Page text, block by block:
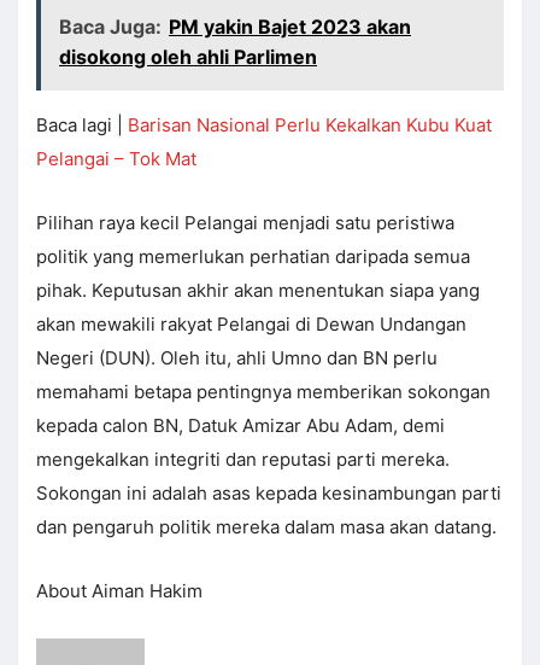
Baca Juga: PM yakin Bajet 2023 akan
disokong oleh ahli Parlimen
Baca lagi | Barisan Nasional Perlu Kekalkan Kubu Kuat
Pelangai – Tok Mat
Pilihan raya kecil Pelangai menjadi satu peristiwa
politik yang memerlukan perhatian daripada semua
pihak. Keputusan akhir akan menentukan siapa yang
akan mewakili rakyat Pelangai di Dewan Undangan
Negeri (DUN). Oleh itu, ahli Umno dan BN perlu
memahami betapa pentingnya memberikan sokongan
kepada calon BN, Datuk Amizar Abu Adam, demi
mengekalkan integriti dan reputasi parti mereka.
Sokongan ini adalah asas kepada kesinambungan parti
dan pengaruh politik mereka dalam masa akan datang.
About Aiman Hakim